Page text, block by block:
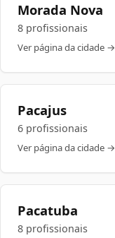
Morada Nova
8 profissionais
Ver página da cidade →
Pacajus
6 profissionais
Ver página da cidade →
Pacatuba
8 profissionais